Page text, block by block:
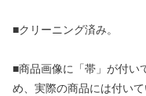
■クリーニング済み。
■商品画像に「帯」が付い
め、実際の商品には付い